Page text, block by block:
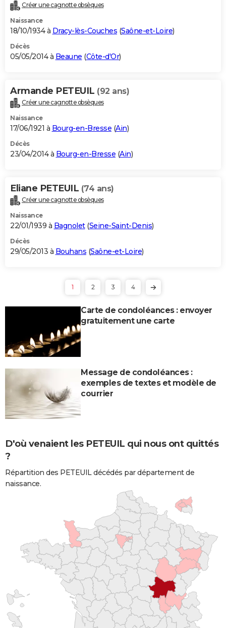
Créer une cagnotte obsèques
Naissance
18/10/1934 à Dracy-lès-Couches (Saône-et-Loire)
Décès
05/05/2014 à Beaune (Côte-d'Or)
Armande PETEUIL (92 ans)
Créer une cagnotte obsèques
Naissance
17/06/1921 à Bourg-en-Bresse (Ain)
Décès
23/04/2014 à Bourg-en-Bresse (Ain)
Eliane PETEUIL (74 ans)
Créer une cagnotte obsèques
Naissance
22/01/1939 à Bagnolet(Seine-Saint-Denis)
Décès
29/05/2013 à Bouhans (Saône-et-Loire)
1 2 3 4
Carte de condoléances : envoyer
gratuitement une carte
Message de condoléances :
exemples de textes et modèle de
courrier
D'où venaient les PETEUIL qui nous ont quittés
?
Répartition des PETEUIL décédés par département de
naissance.